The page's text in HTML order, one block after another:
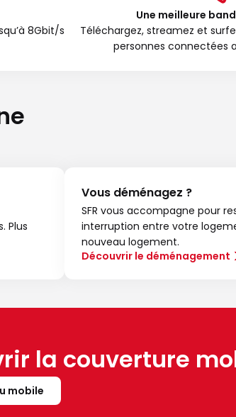
8Gbit/s
Une meilleure
Téléchargez, streamez et
personnes connectées
Plus
Vous déménagez ?
SFR vous accompagne pour
interruption entre votre
nouveau logement.
Découvrir le déménagement
la couverture
mobile